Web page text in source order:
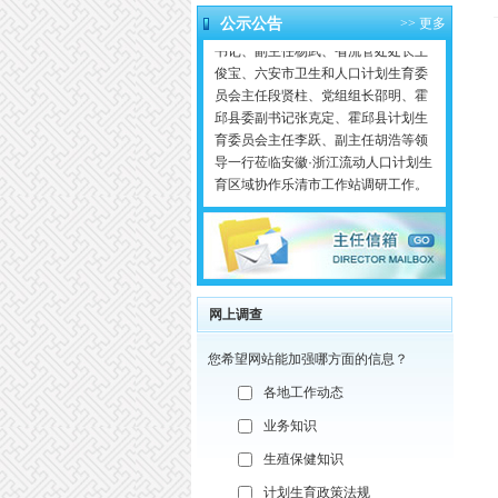
公示公告 >>更多
安徽省卫生和计划生育委员会党组副
书记、副主任杨武、省流管处处长王
俊宝、六安市卫生和人口计划生育委
员会主任段贤柱、党组组长邵明、霍
邱县委副书记张克定、霍邱县计划生
育委员会主任李跃、副主任胡浩等领
导一行莅临安徽·浙江流动人口计划生
育区域协作乐清市工作站调研工作。
浙江省流管处处长谢雷光、温州市计
生委常委委员、副调研员林晓江、乐
清市副市长王剑文、乐清市计生局副
局长林秀等陪同。 杨武主任一行在站
长陈孝明的介绍下先后参观了工作站
的计生协会、民工维权、法律咨询、
工青妇红十字会、禁毒志愿者基地等
办公室，并给予了高度的评价。 随
徽省·浙江省流动人口计划生育区域协
作座谈会。座谈会由安徽省流管处处
站成立至今，关于对计生、司法、禁
毒、社会公益等方面工作的开展首先
网上调查
您希望网站能加强哪方面的信息？
各地工作动态
业务知识
生殖保健知识
计划生育政策法规